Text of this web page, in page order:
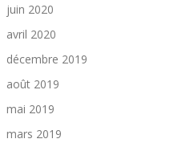
juin 2020
avril 2020
décembre 2019
août 2019
mai 2019
mars 2019